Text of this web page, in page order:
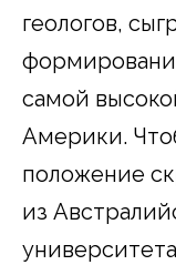
геологов,
самой
Америки.
положение
из